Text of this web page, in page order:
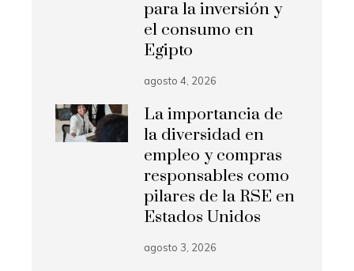
para la inversión y
el consumo en
Egipto
agosto 4, 2026
La importancia de
la diversidad en
empleo y compras
responsables como
pilares de la RSE en
Estados Unidos
agosto 3, 2026